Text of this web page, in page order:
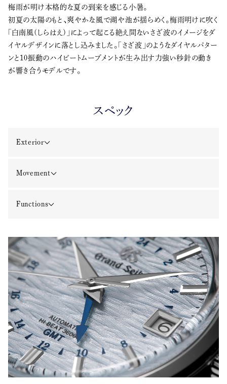
梅雨が明け本格的な夏の到来を感じる小暑。
初夏の太陽のもと、爽やかな風で湖や池が揺らめく。梅雨明けに吹く
「白南風(しらはえ)」によって起こる絶え間ないさざ波のイメージをダ
イヤルデザインに落とし込みました。「さざ波」のようなダイヤルパター
ンと10振動のハイビートムーブメントが生み出す力強い秒針の動き
が響き合うモデルです。
スペック
Exterior
Movement
Functions